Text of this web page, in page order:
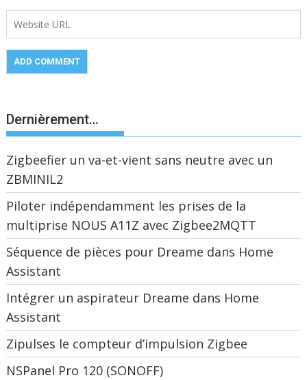
Dernièrement…
Zigbeefier un va-et-vient sans neutre avec un
ZBMINIL2
Piloter indépendamment les prises de la
multiprise NOUS A11Z avec Zigbee2MQTT
Séquence de pièces pour Dreame dans Home
Assistant
Intégrer un aspirateur Dreame dans Home
Assistant
Zipulses le compteur d’impulsion Zigbee
NSPanel Pro 120 (SONOFF)